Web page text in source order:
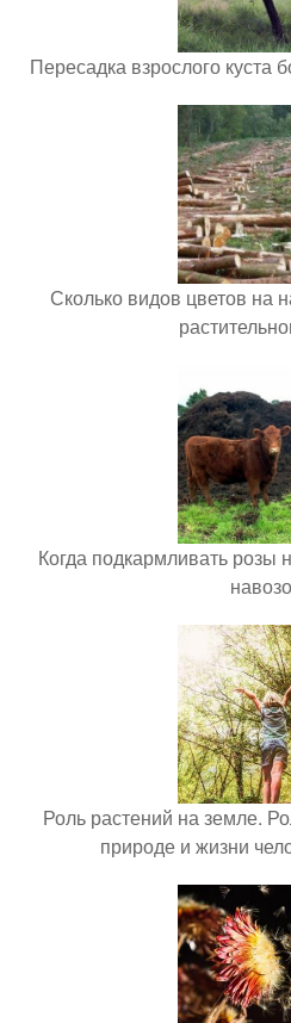
Пересадка взрослого
Сколько видов цветов на
Когда подкармливать розы
Роль растений на земле.
природе и жизни